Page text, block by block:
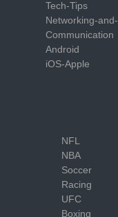
Tech-Tips
Networking-and-
Communication
Android
iOS-Apple
NFL
NBA
Soccer
Racing
UFC
Boxing